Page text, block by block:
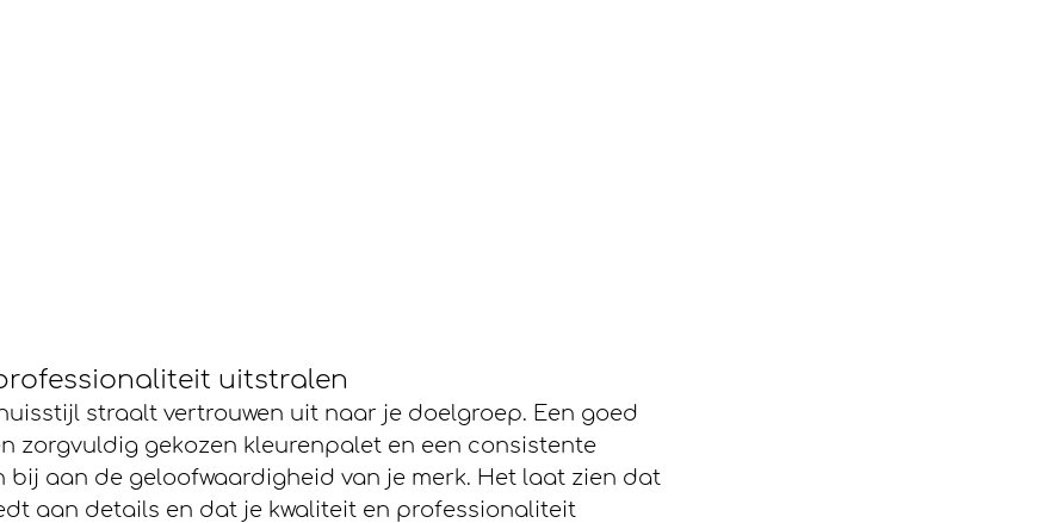
uitstralen
straalt vertrouwen uit naar je doelgroep. Een goed
zorgvuldig gekozen kleurenpalet en een consistente
bij aan de geloofwaardigheid van je merk. Het laat zien dat
aan details en dat je kwaliteit en professionaliteit